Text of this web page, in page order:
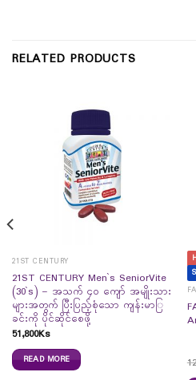
RELATED PRODUCTS
21ST CENTURY
21ST CENTURY Men`s SeniorVite
(30`s) – အသက် ၄၀ ကျော် အမျိုးသား
များအတွက် ပြီးပြည့်စုံသော ကျန်းမာြ
ခင်းကို ပိုင်ဆိုင်စေဖို့
51,800Ks
READ MORE